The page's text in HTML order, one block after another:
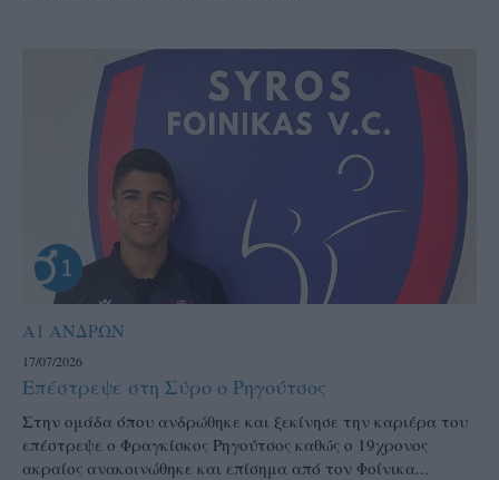
Α1 ΑΝΔΡΩΝ
17/07/2026
Επέστρεψε στη Σύρο ο Ρηγούτσος
Στην ομάδα όπου ανδρώθηκε και ξεκίνησε την καριέρα του
επέστρεψε ο Φραγκίσκος Ρηγούτσος καθώς ο 19χρονος
ακραίος ανακοινώθηκε και επίσημα από τον Φοίνικα...